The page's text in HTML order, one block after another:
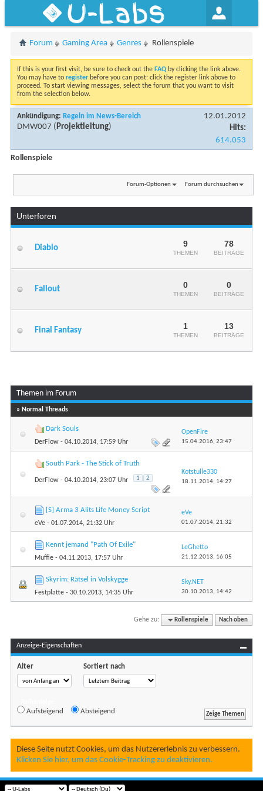
U-Labs
Forum Gaming Area Genres Rollenspiele
If this is your first visit, be sure to check out the FAQ by clicking the link above.
You may have to register before you can post: click the register link above to
proceed. To start viewing messages, select the forum that you want to visit
from the selection below.
Ankündigung: Regeln im News-Bereich
DMW007 (Projektleitung)
12.01.2012
Hits:
614.053
Rollenspiele
Forum-Optionen Forum durchsuchen
Unterforen
Diablo 9
THEMEN
78
BEITRÄGE
Fallout 0
THEMEN
0
BEITRÄGE
Final Fantasy 1
THEMEN
13
BEITRÄGE
Themen im Forum
» Normal Threads
Dark Souls
DerFlow - 04.10.2014, 17:59 Uhr
OpenFire
15.04.2016, 23:47
South Park - The Stick of Truth
DerFlow - 04.10.2014, 23:07 Uhr 1 2
Kotstulle330
18.11.2014, 14:27
[S] Arma 3 Alits Life Money Script
eVe - 01.07.2014, 21:32 Uhr
eVe
01.07.2014, 21:32
Kennt jemand "Path Of Exile"
Muffie - 04.11.2013, 17:57 Uhr
LeGhetto
21.12.2013, 16:05
Skyrim: Rätsel in Volskygge
Festplatte - 30.10.2013, 14:35 Uhr
Sky.NET
30.10.2013, 14:42
Gehe zu: Rollenspiele Nach oben
Anzeige-Eigenschaften
Alter Sortiert nach
Aufsteigend Absteigend
Diese Seite nutzt Cookies, um das Nutzererlebnis zu verbessern.
Klicken Sie hier, um das Cookie-Tracking zu deaktivieren.